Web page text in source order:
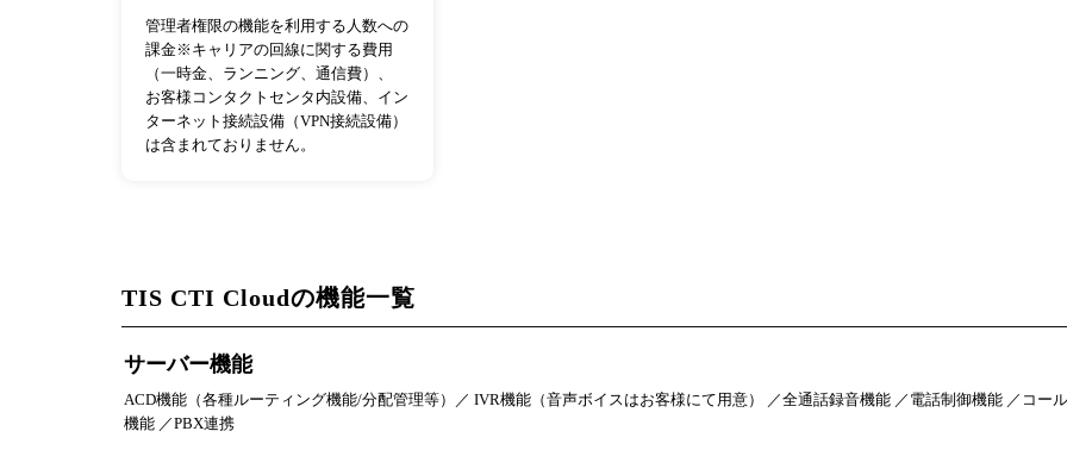
管理者権限の機能を利用する人数への
課金※キャリアの回線に関する費用
（一時金、ランニング、通信費）、
お客様コンタクトセンタ内設備、イン
ターネット接続設備（VPN接続設備）
は含まれておりません。
TIS CTI Cloudの機能一覧
サーバー機能
ACD機能（各種ルーティング機能/分配管理等）／ IVR機能（音声ボイスはお客様にて用意） ／全通話録音機能 ／電話制御機能 ／コー
機能 ／PBX連携